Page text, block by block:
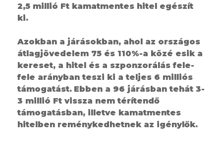
2,5 millió Ft kamatmentes hitel egészít
ki.
Azokban a járásokban, ahol az országos
átlagjövedelem 75 és 110%-a közé esik a
kereset, a hitel és a szponzorálás fele-
fele arányban teszi ki a teljes 6 milliós
támogatást. Ebben a 96 járásban tehát 3-
3 millió Ft vissza nem térítendő
támogatásban, illetve kamatmentes
hitelben reménykedhetnek az igénylők.